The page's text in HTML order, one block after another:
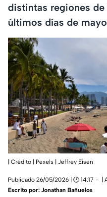
distintas regiones
últimos días de
| Crédito | Pexels | Jeffrey Eisen
Publicado 26/05/2026 | 🕑 14:17 |
Escrito por: Jonathan Bañuelos